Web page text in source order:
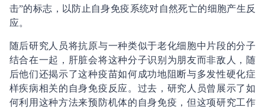
击”的标志，以防止自身免疫系统对自然死亡的细胞产生反
应。
随后研究人员将抗原与一种类似于老化细胞中片段的分子
结合在一起，肝脏会将这种分子识别为朋友而非敌人，随
后他们还揭示了这种疫苗如何成功地阻断与多发性硬化症
样疾病相关的自身免疫反应。过去，研究人员曾展示了如
何利用这种方法来预防机体的自身免疫，但这项研究工作